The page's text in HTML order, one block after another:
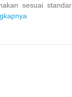
sesuai standar